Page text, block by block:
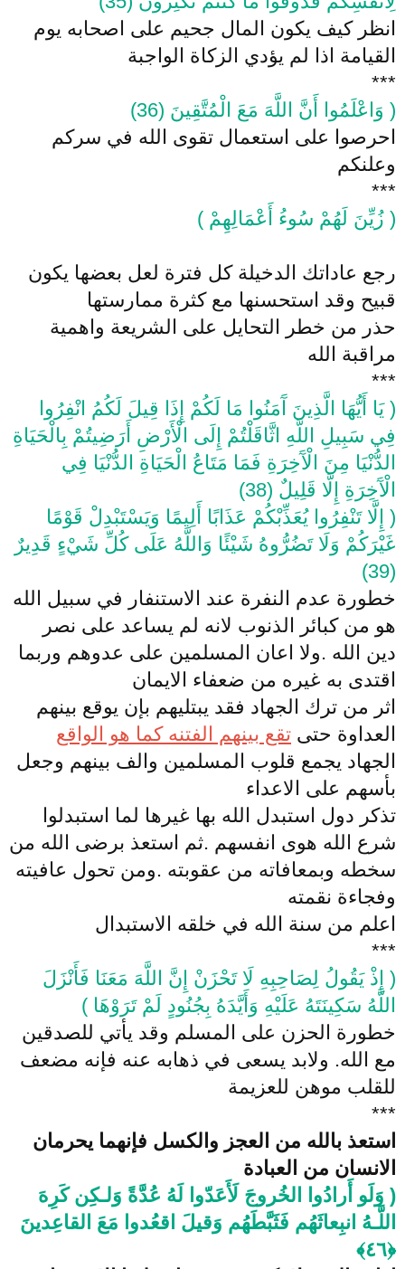
انظر كيف يكون المال جحيم على اصحابه يوم
القيامة اذا لم يؤدي الزكاة الواجبة
***
( وَاعْلَمُوا أَنَّ اللَّهَ مَعَ الْمُتَّقِينَ (36)
احرصوا على استعمال تقوى الله في سركم
وعلنكم
***
( زُيِّنَ لَهُمْ سُوءُ أَعْمَالِهِمْ )
رجع عاداتك الدخيلة كل فترة لعل بعضها يكون
قبيح وقد استحسنها مع كثرة ممارستها
حذر من خطر التحايل على الشريعة واهمية
مراقبة الله
***
( يَا أَيُّهَا الَّذِينَ آَمَنُوا مَا لَكُمْ إِذَا قِيلَ لَكُمُ انْفِرُوا
فِي سَبِيلِ اللَّهِ اثَّاقَلْتُمْ إِلَى الْأَرْضِ أَرَضِيتُمْ بِالْحَيَاةِ
الدُّنْيَا مِنَ الْآَخِرَةِ فَمَا مَتَاعُ الْحَيَاةِ الدُّنْيَا فِي
الْآَخِرَةِ إِلَّا قَلِيلٌ (38)
( إِلَّا تَنْفِرُوا يُعَذِّبْكُمْ عَذَابًا أَلِيمًا وَيَسْتَبْدِلْ قَوْمًا
غَيْرَكُمْ وَلَا تَضُرُّوهُ شَيْئًا وَاللَّهُ عَلَى كُلِّ شَيْءٍ قَدِيرٌ
(39)
خطورة عدم النفرة عند الاستنفار في سبيل الله
هو من كبائر الذنوب لانه لم يساعد على نصر
دين الله .ولا اعان المسلمين على عدوهم وربما
اقتدى به غيره من ضعفاء الايمان
اثر من ترك الجهاد فقد يبتليهم بإن يوقع بينهم
العداوة حتى تقع بينهم الفتنه كما هو الواقع
الجهاد يجمع قلوب المسلمين والف بينهم وجعل
بأسهم على الاعداء
تذكر دول استبدل الله بها غيرها لما استبدلوا
شرع الله هوى انفسهم .ثم استعذ برضى الله من
سخطه وبمعافاته من عقوبته .ومن تحول عافيته
وفجاءة نقمته
اعلم من سنة الله في خلقه الاستبدال
***
( إِذْ يَقُولُ لِصَاحِبِهِ لَا تَحْزَنْ إِنَّ اللَّهَ مَعَنَا فَأَنْزَلَ
اللَّهُ سَكِينَتَهُ عَلَيْهِ وَأَيَّدَهُ بِجُنُودٍ لَمْ تَرَوْهَا )
خطورة الحزن على المسلم وقد يأتي للصدقين
مع الله. ولابد يسعى في ذهابه عنه فإنه مضعف
للقلب موهن للعزيمة
***
استعذ بالله من العجز والكسل فإنهما يحرمان
الانسان من العبادة
( وَلَو أَرادُوا الخُروجَ لَأَعَدّوا لَهُ عُدَّةً وَلـكِن كَرِهَ
اللَّـهُ انبِعاثَهُم فَثَبَّطَهُم وَقيلَ اقعُدوا مَعَ القاعِدينَ
﴿٤٦﴾